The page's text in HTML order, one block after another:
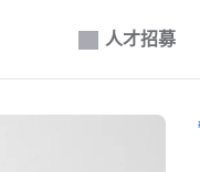
人才招募